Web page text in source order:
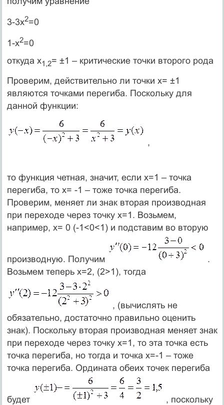
3-3x2=0
1-x2=0
откуда x1,2= ±1 – критические точки второго рода
Проверим, действительно ли точки x= ±1
являются точками перегиба. Поскольку для
данной функции:
,
то функция четная, значит, если x=1 – точка
перегиба, то x= -1 – тоже точка перегиба.
Проверим, меняет ли знак вторая производная
при переходе через точку x=1. Возьмем,
например, x= 0 (-1<0<1) и подставим во вторую
производную. Получим
.
Возьмем теперь x=2, (2>1), тогда
, (вычислять не
обязательно, достаточно правильно оценить
знак). Поскольку вторая производная меняет знак
при переходе через точку x=1, то эта точка есть
точка перегиба, но тогда и точка x=-1 – тоже
точка перегиба. Ордината обеих точек перегиба
будет
, поскольку